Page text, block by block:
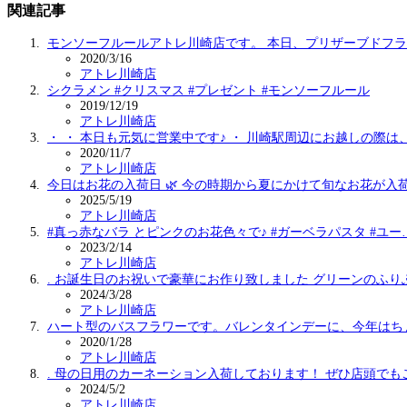
関連記事
モンソーフルールアトレ川崎店です。 本日、プリザーブドフ
2020/3/16
アトレ川崎店
シクラメン #クリスマス #プレゼント #モンソーフルール
2019/12/19
アトレ川崎店
・ ・ 本日も元気に営業中です♪ ・ 川崎駅周辺にお越しの際は
2020/11/7
アトレ川崎店
今日はお花の入荷日 🌿 今の時期から夏にかけて旬なお花が入
2025/5/19
アトレ川崎店
#真っ赤なバラ とピンクのお花色々で♪ #ガーベラパスタ #ユ
2023/2/14
アトレ川崎店
. お誕生日のお祝いで豪華にお作り致しました グリーンのふ
2024/3/28
アトレ川崎店
ハート️型のバスフラワーです。バレンタインデーに、今年は
2020/1/28
アトレ川崎店
. 母の日用のカーネーション入荷しております！ ぜひ店頭で
2024/5/2